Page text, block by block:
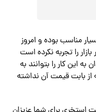
مناسب بوده و امروز
را تجربه نکرده است
این کار را بتوانند به
از بابت قیمت آن نداشته